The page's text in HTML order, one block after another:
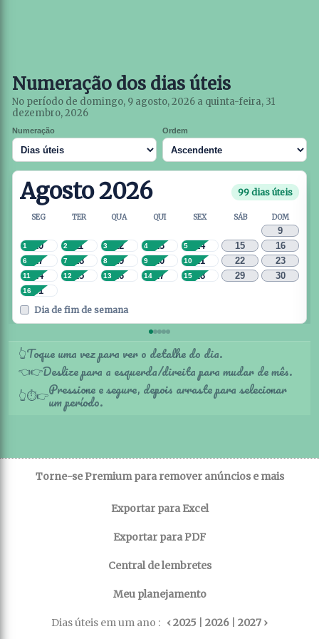
Numeração dos dias úteis
No período de domingo, 9 agosto, 2026 a quinta-feira, 31
dezembro, 2026
Numeração Ordem
Agosto 2026 99 dias úteis
SEG TER QUA QUI SEX SÁB DOM
9
10
1 11
2 12
3 13
4 14
5 15
16
17
6 18
7 19
8 20
9 21
10 22
23
24
11 25
12 26
13 27
14 28
15 29
30
31
16
Dia de fim de semana
👆Toque uma vez para ver o detalhe do dia.
👈👉Deslize para a esquerda/direita para mudar de mês.
👆⏱️👉Pressione e segure, depois arraste para selecionar
um período.
Torne-se Premium para remover anúncios e mais
Exportar para Excel
Exportar para PDF
Central de lembretes
Meu planejamento
Dias úteis em um ano : ‹ 2025 2026 2027 ›